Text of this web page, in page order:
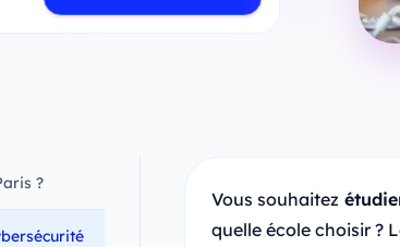
?
Vous souhaitez
quelle école choisir ?